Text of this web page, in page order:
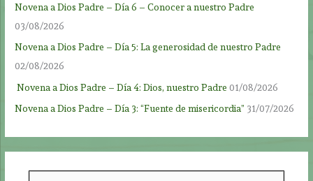
Novena a Dios Padre – Día 6 – Conocer a nuestro Padre
03/08/2026
Novena a Dios Padre – Día 5: La generosidad de nuestro Padre
02/08/2026
Novena a Dios Padre – Día 4: Dios, nuestro Padre 01/08/2026
Novena a Dios Padre – Día 3: “Fuente de misericordia” 31/07/2026